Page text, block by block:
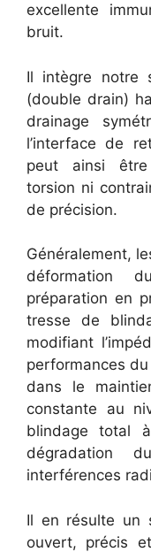
excellente
bruit.
Il intègre notre
(double drain)
drainage
l’interface de
peut ainsi
torsion ni
de précision.
Généralement,
déformation
préparation en
tresse de
modifiant
performances
dans le
constante au
blindage total
dégradation
interférences
Il en résulte un
ouvert, précis